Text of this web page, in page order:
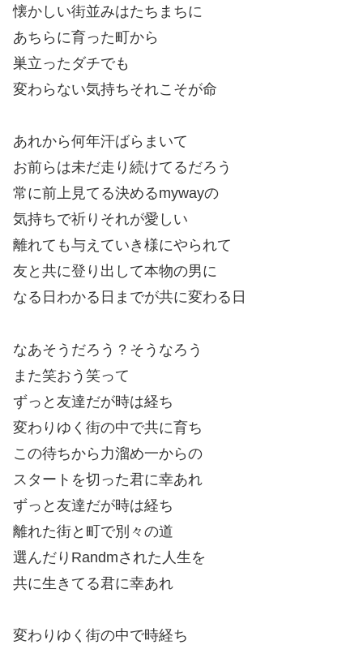
懐かしい街並みはたちまちに
あちらに育った町から
巣立ったダチでも
変わらない気持ちそれこそが命
あれから何年汗ばらまいて
お前らは未だ走り続けてるだろう
常に前上見てる決めるmywayの
気持ちで祈りそれが愛しい
離れても与えていき様にやられて
友と共に登り出して本物の男に
なる日わかる日までが共に変わる日
なあそうだろう？そうなろう
また笑おう笑って
ずっと友達だが時は経ち
変わりゆく街の中で共に育ち
この待ちから力溜め一からの
スタートを切った君に幸あれ
ずっと友達だが時は経ち
離れた街と町で別々の道
選んだりRandmされた人生を
共に生きてる君に幸あれ
変わりゆく街の中で時経ち